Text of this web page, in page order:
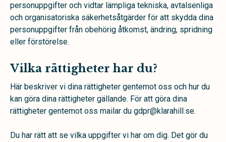
personuppgifter och vidtar lämpliga tekniska, avtalsenliga
och organisatoriska säkerhetsåtgärder för att skydda dina
personuppgifter från obehörig åtkomst, ändring, spridning
eller förstörelse.
Vilka rättigheter har du?
Här beskriver vi dina rättigheter gentemot oss och hur du
kan göra dina rättigheter gällande. För att göra dina
rättigheter gentemot oss mailar du gdpr@klarahill.se.
Du har rätt att se vilka uppgifter vi har om dig. Det gör du